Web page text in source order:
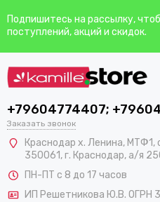
Подпишитесь на рассылку,
поступлений, акций и скидок.
+79604774407;
Заказать звонок
Краснодар х. Ленина, МТФ1,
350061, г. Краснодар, а/я
ПН-ПТ с 8 до 17 часов
ИП Решетникова Ю.В. ОГРН